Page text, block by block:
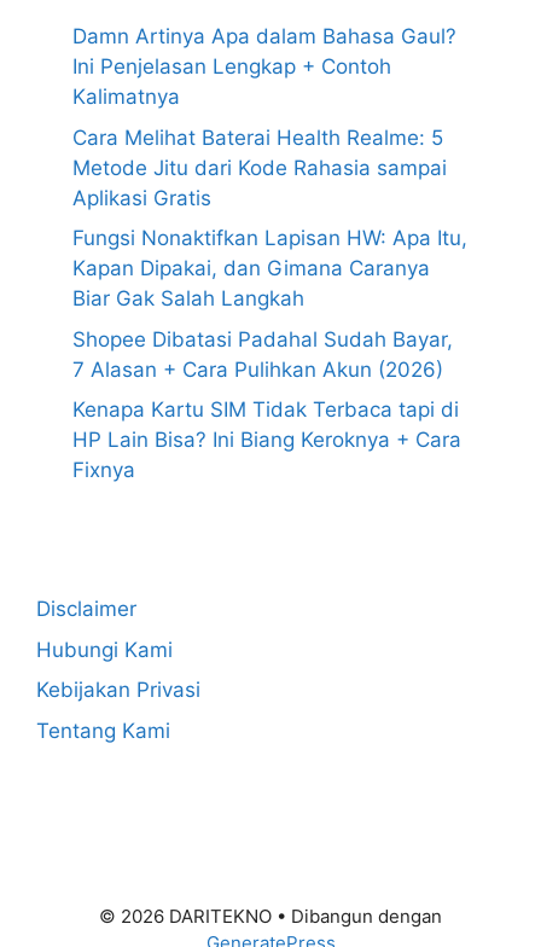
Damn Artinya Apa dalam Bahasa Gaul?
Ini Penjelasan Lengkap + Contoh
Kalimatnya
Cara Melihat Baterai Health Realme: 5
Metode Jitu dari Kode Rahasia sampai
Aplikasi Gratis
Fungsi Nonaktifkan Lapisan HW: Apa Itu,
Kapan Dipakai, dan Gimana Caranya
Biar Gak Salah Langkah
Shopee Dibatasi Padahal Sudah Bayar,
7 Alasan + Cara Pulihkan Akun (2026)
Kenapa Kartu SIM Tidak Terbaca tapi di
HP Lain Bisa? Ini Biang Keroknya + Cara
Fixnya
Disclaimer
Hubungi Kami
Kebijakan Privasi
Tentang Kami
© 2026 DARITEKNO • Dibangun dengan